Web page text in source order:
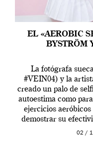
EL «AEROBIC
BYSTRÖM
La fotógrafa
#VEIN04) y la
creado un palo de
autoestima como
ejercicios
demostrar su
02 /